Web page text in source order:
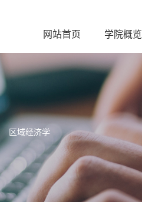
网站首页 学院概览
区域经济学